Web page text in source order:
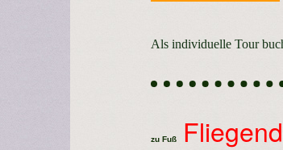
Als individuelle Tour
zu Fuß